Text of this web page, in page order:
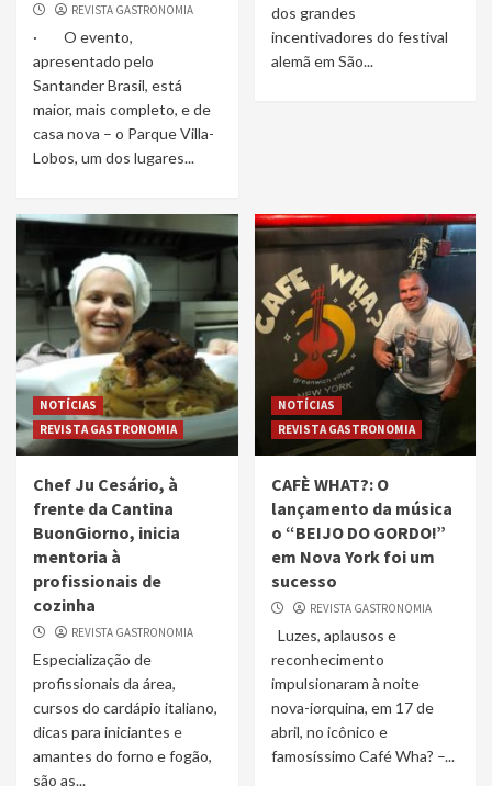
REVISTA GASTRONOMIA
· O evento,
apresentado pelo
Santander Brasil, está
maior, mais completo, e de
casa nova – o Parque Villa-
Lobos, um dos lugares...
dos grandes
incentivadores do festival
alemã em São...
NOTÍCIAS
REVISTA GASTRONOMIA
Chef Ju Cesário, à
frente da Cantina
BuonGiorno, inicia
mentoria à
profissionais de
cozinha
REVISTA GASTRONOMIA
Especialização de
profissionais da área,
cursos do cardápio italiano,
dicas para iniciantes e
amantes do forno e fogão,
são as...
NOTÍCIAS
REVISTA GASTRONOMIA
CAFÈ WHAT?: O
lançamento da música
o “BEIJO DO GORDO!”
em Nova York foi um
sucesso
REVISTA GASTRONOMIA
Luzes, aplausos e
reconhecimento
impulsionaram à noite
nova-iorquina, em 17 de
abril, no icônico e
famosíssimo Café Wha? –...